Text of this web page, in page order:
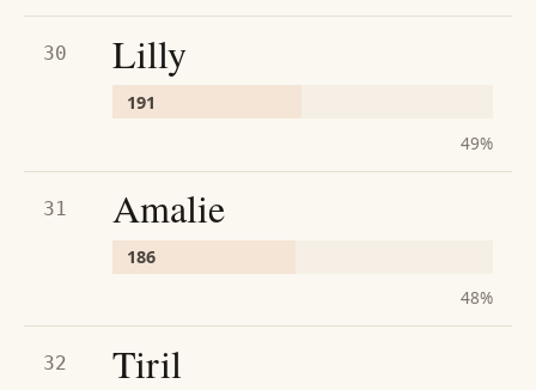
30 Lilly
191
49%
31 Amalie
186
48%
32 Tiril